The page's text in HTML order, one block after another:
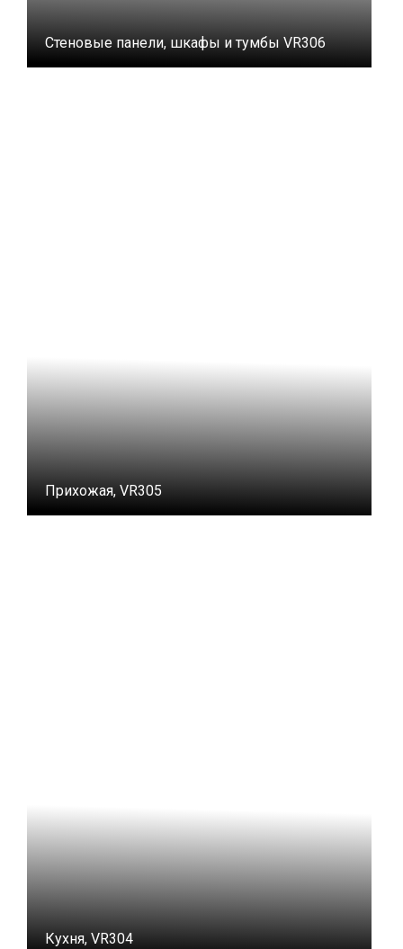
Стеновые панели, шкафы и тумбы VR306
Прихожая, VR305
Кухня, VR304